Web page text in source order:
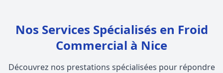
Nos Services Spécialisés en Froid
Commercial à Nice
Découvrez nos prestations spécialisées pour répondre